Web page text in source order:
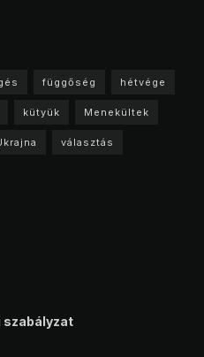
függőség hétvége
kütyük Menekültek
választás
szabályzat